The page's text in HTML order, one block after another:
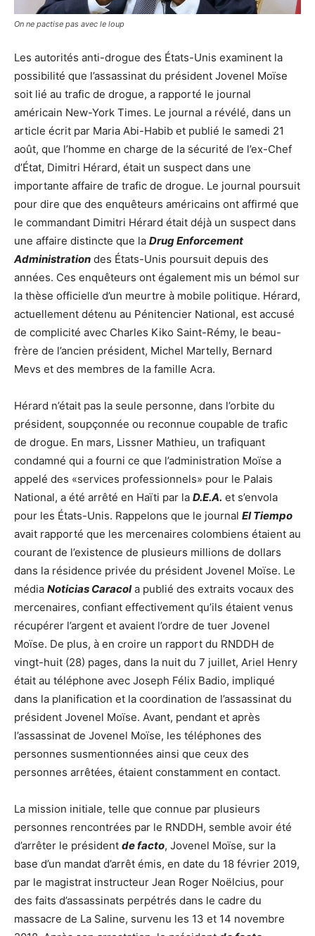
On ne pactise pas avec le loup
Les autorités anti-drogue des États-Unis examinent la
possibilité que l’assassinat du président Jovenel Moïse
soit lié au trafic de drogue, a rapporté le journal
américain New-York Times. Le journal a révélé, dans un
article écrit par Maria Abi-Habib et publié le samedi 21
août, que l’homme en charge de la sécurité de l’ex-Chef
d’État, Dimitri Hérard, était un suspect dans une
importante affaire de trafic de drogue. Le journal poursuit
pour dire que des enquêteurs américains ont affirmé que
le commandant Dimitri Hérard était déjà un suspect dans
une affaire distincte que la Drug Enforcement
Administration des États-Unis poursuit depuis des
années. Ces enquêteurs ont également mis un bémol sur
la thèse officielle d’un meurtre à mobile politique. Hérard,
actuellement détenu au Pénitencier National, est accusé
de complicité avec Charles Kiko Saint-Rémy, le beau-
frère de l’ancien président, Michel Martelly, Bernard
Mevs et des membres de la famille Acra.
Hérard n’était pas la seule personne, dans l’orbite du
président, soupçonnée ou reconnue coupable de trafic
de drogue. En mars, Lissner Mathieu, un trafiquant
condamné qui a fourni ce que l’administration Moïse a
appelé des «services professionnels» pour le Palais
National, a été arrêté en Haïti par la D.E.A. et s’envola
pour les États-Unis. Rappelons que le journal El Tiempo
avait rapporté que les mercenaires colombiens étaient au
courant de l’existence de plusieurs millions de dollars
dans la résidence privée du président Jovenel Moïse. Le
média Noticias Caracola publié des extraits vocaux des
mercenaires, confiant effectivement qu’ils étaient venus
récupérer l’argent et avaient l’ordre de tuer Jovenel
Moïse. De plus, à en croire un rapport du RNDDH de
vingt-huit (28) pages, dans la nuit du 7 juillet, Ariel Henry
était au téléphone avec Joseph Félix Badio, impliqué
dans la planification et la coordination de l’assassinat du
président Jovenel Moïse. Avant, pendant et après
l’assassinat de Jovenel Moïse, les téléphones des
personnes susmentionnées ainsi que ceux des
personnes arrêtées, étaient constamment en contact.
La mission initiale, telle que connue par plusieurs
personnes rencontrées par le RNDDH, semble avoir été
d’arrêter le président de facto, Jovenel Moïse, sur la
base d’un mandat d’arrêt émis, en date du 18 février 2019,
par le magistrat instructeur Jean Roger Noëlcius, pour
des faits d’assassinats perpétrés dans le cadre du
massacre de La Saline, survenu les 13 et 14 novembre